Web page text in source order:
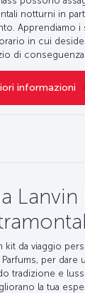
notturni in
Apprendiamo
in cui
di conseguenza.
informazioni
Lanvin
kit da viaggio
per dare
tradizione e
la tua